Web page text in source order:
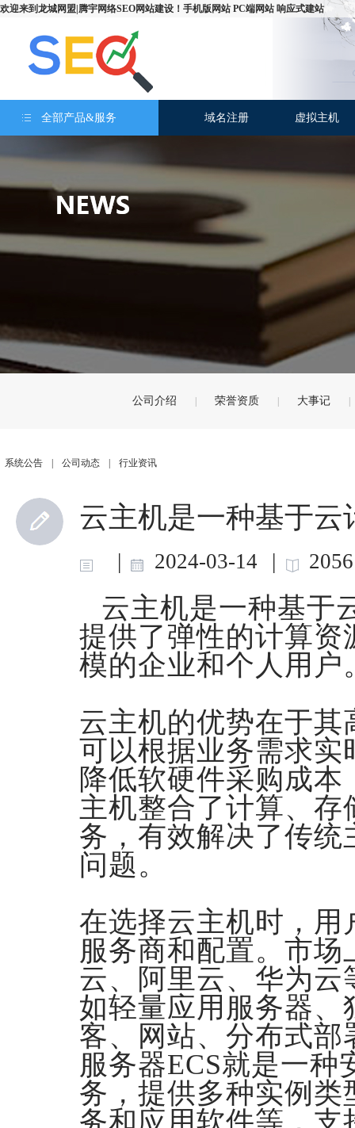
欢迎来到龙城网盟|腾宇网络SEO网站建设 ！ 手机版网站 PC端网站 响应式建站
全部产品&服务 域名注册 虚拟主机
公司介绍 荣誉资质 大事记
系统公告 公司动态 行业资讯
云主机是一种基于
| 2024-03-14 | 2056
云主机是一种基于
提供了弹性的计算
模的企业和个人用户
云主机的优势在于
可以根据业务需求
降低软硬件采购成
主机整合了计算、
务，有效解决了传
问题。
在选择云主机时，
服务商和配置。市
云、阿里云、华为
如轻量应用服务器
客、网站、分布式
服务器ECS就是一
务，提供多种实例
务和应用软件等，